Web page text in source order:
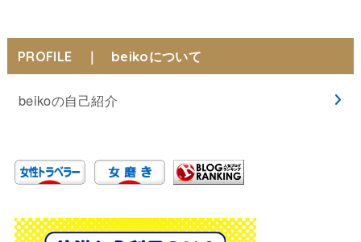
PROFILE ｜ beikoについて
beikoの自己紹介